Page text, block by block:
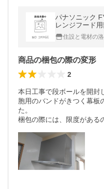
パナソニック
レンジフード
住設と電材の
商品の梱包の際の変形
2
本日工事で段ボールを開封
胞用のバンドがきつく幕板
た。
梱包の際には、限度がある